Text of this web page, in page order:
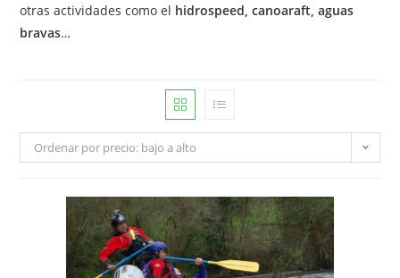
otras actividades como el hidrospeed, canoaraft, aguas
bravas…
Ordenar por precio: bajo a alto